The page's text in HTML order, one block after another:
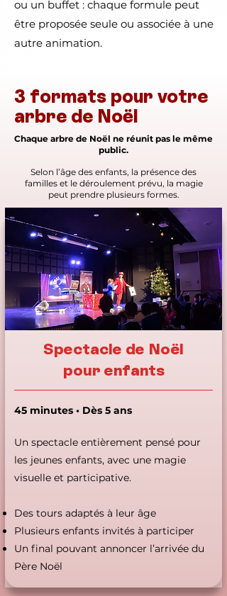
ou un buffet : chaque formule peut
être proposée seule ou associée à une
autre animation.
3 formats pour votre
arbre de Noël
Chaque arbre de Noël ne réunit pas le même
public.
Selon l’âge des enfants, la présence des
familles et le déroulement prévu, la magie
peut prendre plusieurs formes.
Spectacle de Noël
pour enfants
45 minutes • Dès 5 ans
Un spectacle entièrement pensé pour
les jeunes enfants, avec une magie
visuelle et participative.
Des tours adaptés à leur âge
Plusieurs enfants invités à participer
Un final pouvant annoncer l’arrivée du
Père Noël